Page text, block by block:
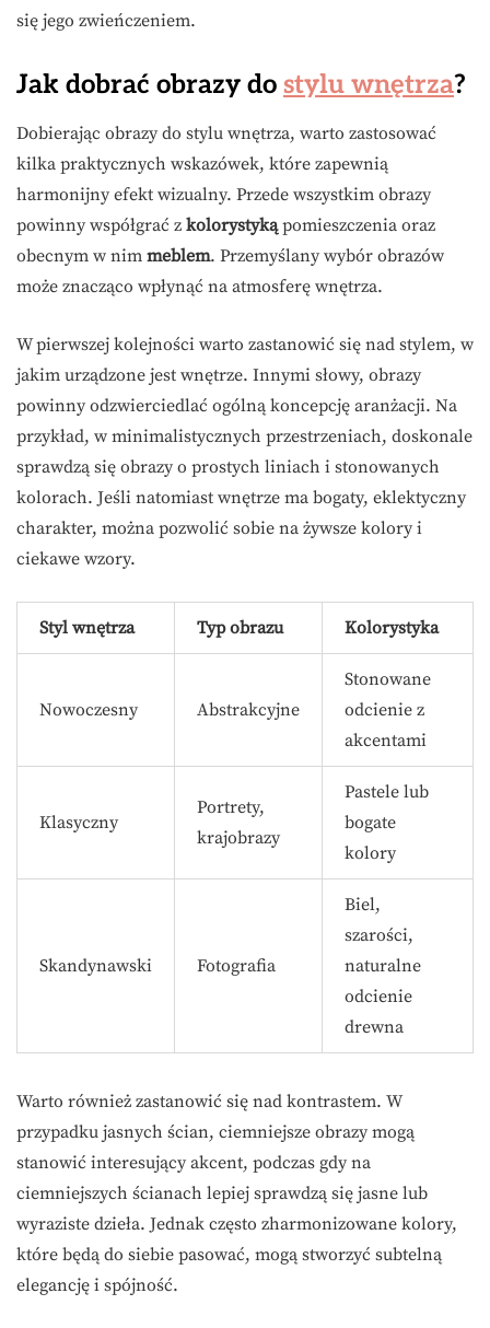
się jego zwieńczeniem.
Jak dobrać obrazy do stylu wnętrza?
Dobierając obrazy do stylu wnętrza, warto zastosować
kilka praktycznych wskazówek, które zapewnią
harmonijny efekt wizualny. Przede wszystkim obrazy
powinny współgrać z kolorystykąpomieszczenia oraz
obecnym w nim meblem. Przemyślany wybór obrazów
może znacząco wpłynąć na atmosferę wnętrza.
W pierwszej kolejności warto zastanowić się nad stylem, w
jakim urządzone jest wnętrze. Innymi słowy, obrazy
powinny odzwierciedlać ogólną koncepcję aranżacji. Na
przykład, w minimalistycznych przestrzeniach, doskonale
sprawdzą się obrazy o prostych liniach i stonowanych
kolorach. Jeśli natomiast wnętrze ma bogaty, eklektyczny
charakter, można pozwolić sobie na żywsze kolory i
ciekawe wzory.
Styl wnętrza Typ obrazu Kolorystyka
Nowoczesny Abstrakcyjne
Stonowane
odcienie z
akcentami
Klasyczny
Portrety,
krajobrazy
Pastele lub
bogate
kolory
Skandynawski Fotografia
Biel,
szarości,
naturalne
odcienie
drewna
Warto również zastanowić się nad kontrastem. W
przypadku jasnych ścian, ciemniejsze obrazy mogą
stanowić interesujący akcent, podczas gdy na
ciemniejszych ścianach lepiej sprawdzą się jasne lub
wyraziste dzieła. Jednak często zharmonizowane kolory,
które będą do siebie pasować, mogą stworzyć subtelną
elegancję i spójność.